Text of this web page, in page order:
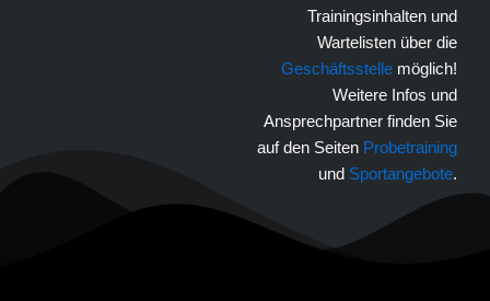
Trainingsinhalten und
Wartelisten über die
Geschäftsstelle möglich!
Weitere Infos und
Ansprechpartner finden Sie
auf den Seiten Probetraining
und Sportangebote.